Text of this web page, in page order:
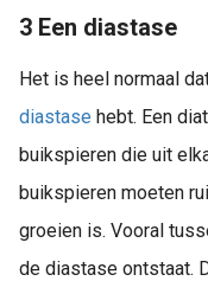
3 Een diastase
Het is heel normaal
diastase hebt. Een
buikspieren die uit
buikspieren moeten
groeien is. Vooral
de diastase ontstaat.